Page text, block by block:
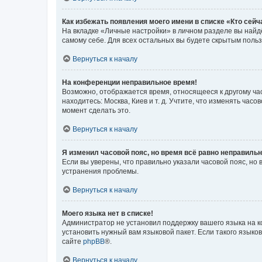
Как избежать появления моего имени в списке «Кто
На вкладке «Личные настройки» в личном разделе вы
самому себе. Для всех остальных вы будете скрытым
Вернуться к началу
На конференции неправильное время!
Возможно, отображается время, относящееся к другому
находитесь: Москва, Киев и т. д. Учтите, что изменять
момент сделать это.
Вернуться к началу
Я изменил часовой пояс, но время всё равно
Если вы уверены, что правильно указали часовой пояс,
устранения проблемы.
Вернуться к началу
Моего языка нет в списке!
Администратор не установил поддержку вашего языка
установить нужный вам языковой пакет. Если такого
сайте phpBB®.
Вернуться к началу